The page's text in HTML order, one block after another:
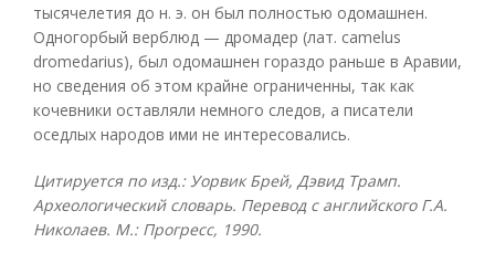
тысячелетия до н. э. он был полностью одомашнен.
Одногорбый верблюд — дромадер (лат. camelus
dromedarius), был одомашнен гораздо раньше в Аравии,
но сведения об этом крайне ограниченны, так как
кочевники оставляли немного следов, а писатели
оседлых народов ими не интересовались.
Цитируется по изд.: Уорвик Брей, Дэвид Трамп.
Археологический словарь. Перевод с английского Г.А.
Николаев. М.: Прогресс, 1990.